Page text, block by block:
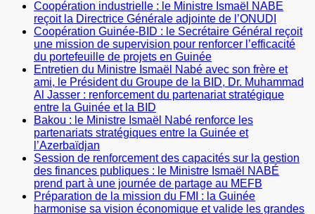
Coopération industrielle : le Ministre Ismaël NABE
reçoit la Directrice Générale adjointe de l’ONUDI
Coopération Guinée-BID : le Secrétaire Général reçoit
une mission de supervision pour renforcer l’efficacité
du portefeuille de projets en Guinée
Entretien du Ministre Ismaël Nabé avec son frère et
ami, le Président du Groupe de la BID, Dr. Muhammad
Al Jasser : renforcement du partenariat stratégique
entre la Guinée et la BID
Bakou : le Ministre Ismaël Nabé renforce les
partenariats stratégiques entre la Guinée et
l’Azerbaïdjan
Session de renforcement des capacités sur la gestion
des finances publiques : le Ministre Ismaël NABÉ
prend part à une journée de partage au MEFB
Préparation de la mission du FMI : la Guinée
harmonise sa vision économique et valide les grandes